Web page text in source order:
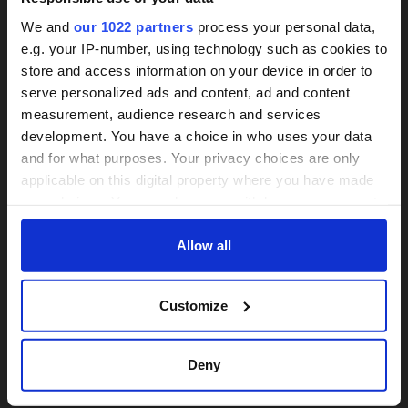
We and our 1022 partners process your personal data,
e.g. your IP-number, using technology such as cookies to
store and access information on your device in order to
serve personalized ads and content, ad and content
measurement, audience research and services
development. You have a choice in who uses your data
and for what purposes. Your privacy choices are only
applicable on this digital property where you have made
any time from the Cookie Declaration or by clicking on
Collect information about your geographical
location which can be accurate to within several
Allow all
Customize
Deny
Ist auch stundenweise Betreuung möglich?
Nein
Ist ein unverbindliches Telefonat im Vorfeld der
Beschäftigung mit der Betreuerin / Pflegerin
möglich?
Ja
Sekcja Agencji Opieki SAO (Verband der
Betreuungsagenturen)
24h-Betreuungskraft
gesucht?
Über 800 Anbieter
JETZT VERGLEICHEN